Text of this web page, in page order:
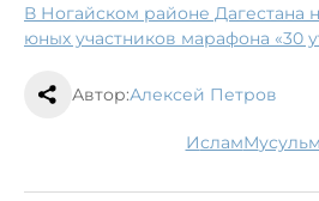
В Ногайском районе Дагестана
юных участников марафона «30
Автор:Алексей Петров
ислам